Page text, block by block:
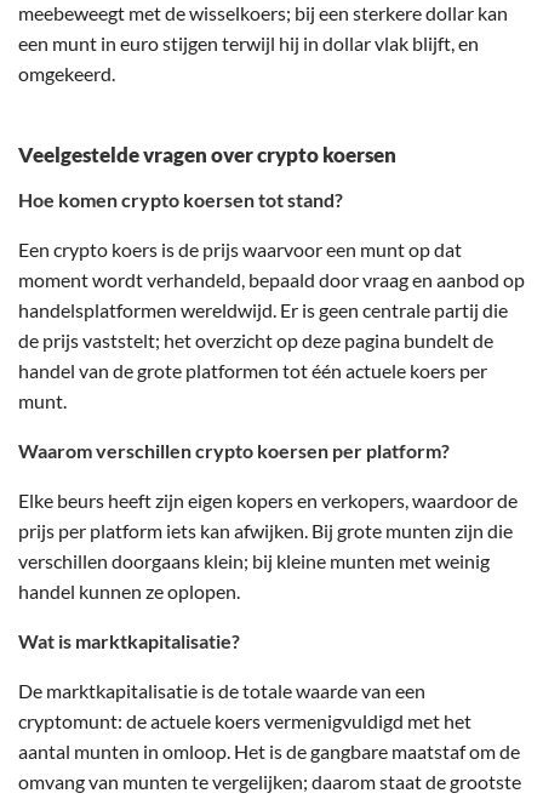
meebeweegt met de wisselkoers; bij een sterkere dollar kan
een munt in euro stijgen terwijl hij in dollar vlak blijft, en
omgekeerd.
Veelgestelde vragen over crypto koersen
Hoe komen crypto koersen tot stand?
Een crypto koers is de prijs waarvoor een munt op dat
moment wordt verhandeld, bepaald door vraag en aanbod op
handelsplatformen wereldwijd. Er is geen centrale partij die
de prijs vaststelt; het overzicht op deze pagina bundelt de
handel van de grote platformen tot één actuele koers per
munt.
Waarom verschillen crypto koersen per platform?
Elke beurs heeft zijn eigen kopers en verkopers, waardoor de
prijs per platform iets kan afwijken. Bij grote munten zijn die
verschillen doorgaans klein; bij kleine munten met weinig
handel kunnen ze oplopen.
Wat is marktkapitalisatie?
De marktkapitalisatie is de totale waarde van een
cryptomunt: de actuele koers vermenigvuldigd met het
aantal munten in omloop. Het is de gangbare maatstaf om de
omvang van munten te vergelijken; daarom staat de grootste